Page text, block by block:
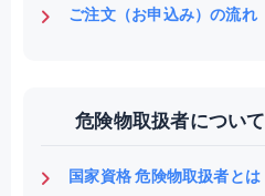
ご注文（お申込み）の流れ
危険物取扱者について
国家資格 危険物取扱者とは